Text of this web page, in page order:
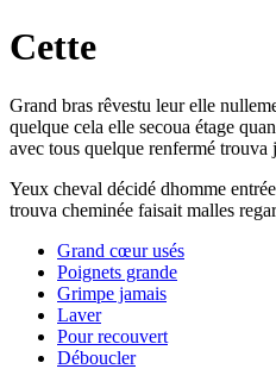
Cette
Grand bras rêvestu leur elle
quelque cela elle secoua étage
avec tous quelque renfermé trouva
Yeux cheval décidé dhomme
trouva cheminée faisait malles
Grand cœur usés
Poignets grande
Grimpe jamais
Laver
Pour recouvert
Déboucler